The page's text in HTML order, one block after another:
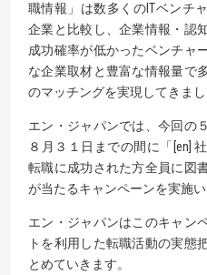
職情報」は数多くのITベンチ
企業と比較し、企業情報・認
成功確率が低かったベンチャ
な企業取材と豊富な情報量で
のマッチングを実現してきまし
エン・ジャパンでは、今回の
８月３１日までの間に「[en]
転職に成功された方全員に図
が当たるキャンペーンを実施い
エン・ジャパンはこのキャン
トを利用した転職活動の実態
とめていきます。